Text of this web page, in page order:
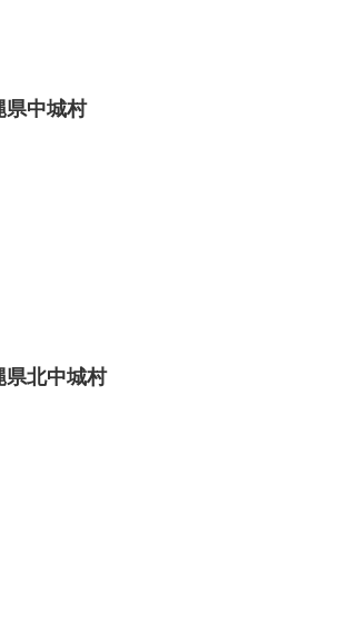
県中城村
県北中城村